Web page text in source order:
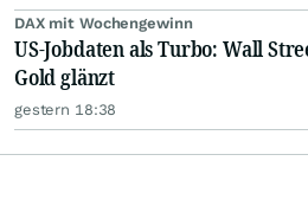
DAX mit Wochengewinn
US-Jobdaten als Turbo: Wall
Gold glänzt
gestern 18:38